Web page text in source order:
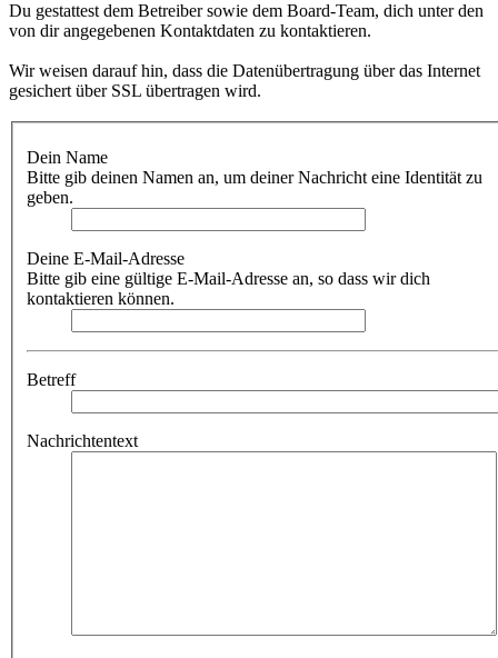
Du gestattest dem Betreiber sowie dem Board-Team, dich unter den
von dir angegebenen Kontaktdaten zu kontaktieren.
Wir weisen darauf hin, dass die Datenübertragung über das Internet
gesichert über SSL übertragen wird.
Dein Name
Bitte gib deinen Namen an, um deiner Nachricht eine Identität zu
geben.
Deine E-Mail-Adresse
Bitte gib eine gültige E-Mail-Adresse an, so dass wir dich
kontaktieren können.
Betreff
Nachrichtentext